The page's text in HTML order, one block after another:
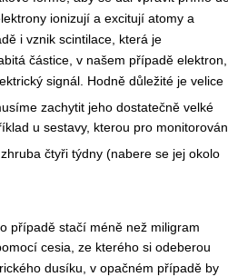
ionizují a excitují atomy a
i vznik scintilace, která je
částice, v našem případě elektron,
signál. Hodně důležité je velice
zachytit jeho dostatečně velké
u sestavy, kterou pro
čtyři týdny (nabere se jej okolo
případě stačí méně než miligram
cesia, ze kterého si odeberou
dusíku, v opačném případě by